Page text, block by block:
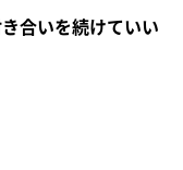
合いを続けていい